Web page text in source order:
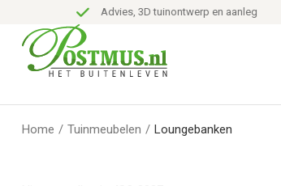
Advies, 3D tuinontwerp en aanleg
Home / Tuinmeubelen / Loungebanken